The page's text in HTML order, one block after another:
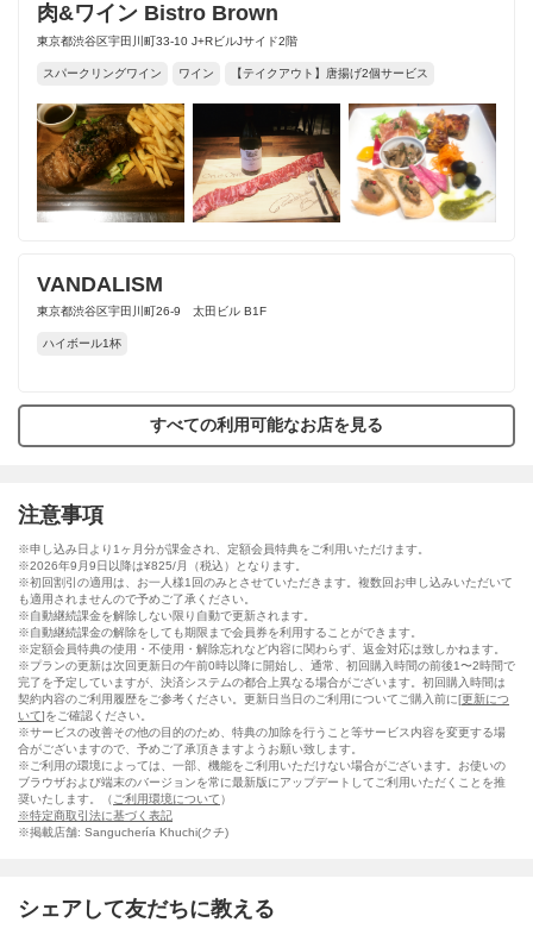
肉&ワイン Bistro Brown
東京都渋谷区宇田川町33-10 J+RビルJサイド2階
スパークリングワイン ワイン 【テイクアウト】唐揚げ2個サービス
VANDALISM
東京都渋谷区宇田川町26-9 太田ビル B1F
ハイボール1杯
すべての利用可能なお店を見る
注意事項
※申し込み日より1ヶ月分が課金され、定額会員特典をご利用いただけます。
※2026年9月9日以降は¥825/月（税込）となります。
※初回割引の適用は、お一人様1回のみとさせていただきます。複数回お申し込みいただいて
も適用されませんので予めご了承ください。
※自動継続課金を解除しない限り自動で更新されます。
※自動継続課金の解除をしても期限まで会員券を利用することができます。
※定額会員特典の使用・不使用・解除忘れなど内容に関わらず、返金対応は致しかねます。
※プランの更新は次回更新日の午前0時以降に開始し、通常、初回購入時間の前後1〜2時間で
完了を予定していますが、決済システムの都合上異なる場合がございます。初回購入時間は
契約内容のご利用履歴をご参考ください。更新日当日のご利用についてご購入前に[更新につ
いて]をご確認ください。
※サービスの改善その他の目的のため、特典の加除を行うこと等サービス内容を変更する場
合がございますので、予めご了承頂きますようお願い致します。
※ご利用の環境によっては、一部、機能をご利用いただけない場合がございます。お使いの
ブラウザおよび端末のバージョンを常に最新版にアップデートしてご利用いただくことを推
奨いたします。（ご利用環境について）
※特定商取引法に基づく表記
※掲載店舗: Sanguchería Khuchi(クチ)
シェアして友だちに教える